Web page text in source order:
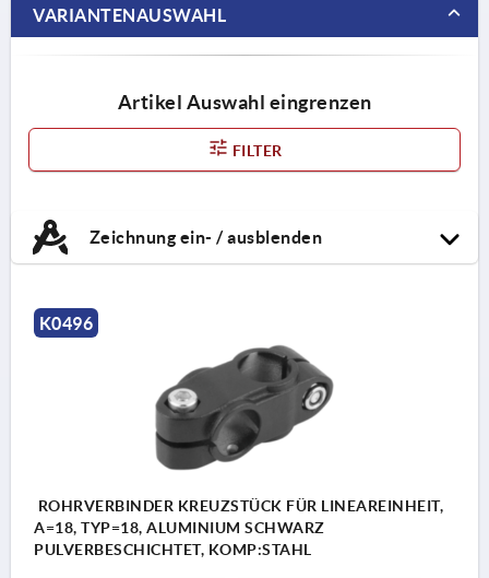
VARIANTENAUSWAHL
Artikel Auswahl eingrenzen
FILTER
Zeichnung ein- / ausblenden
K0496
ROHRVERBINDER KREUZSTÜCK FÜR LINEAREINHEIT,
A=18, TYP=18, ALUMINIUM SCHWARZ
PULVERBESCHICHTET, KOMP:STAHL